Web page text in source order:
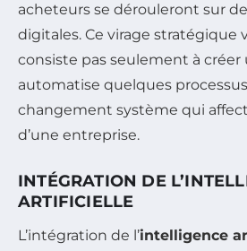
acheteurs se dérouleront sur
digitales. Ce virage stratégique
consiste pas seulement à créer
automatise quelques processus
changement système qui
d’une entreprise.
INTÉGRATION DE
ARTIFICIELLE
L’intégration de l’intelligence